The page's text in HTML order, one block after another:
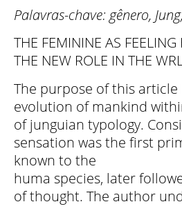
Palavras-chave: gênero,
THE FEMININE AS FEELING
THE NEW ROLE IN THE
The purpose of this article
evolution of mankind
of junguian typology.
sensation was the first
known to the
huma species, later
of thought. The author